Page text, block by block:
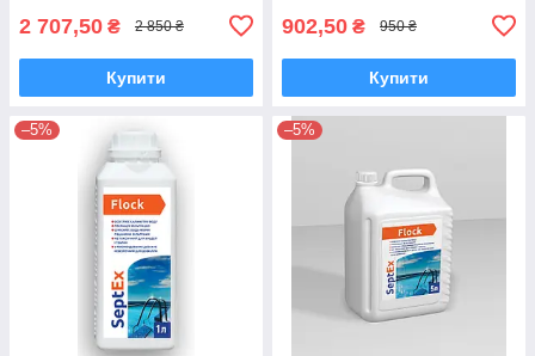
2 707,50 ₴ 2 850 ₴
Купити
902,50 ₴ 950 ₴
Купити
–5% –5%